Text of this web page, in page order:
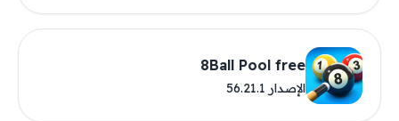
8Ball Pool free
الإصدار 56.21.1